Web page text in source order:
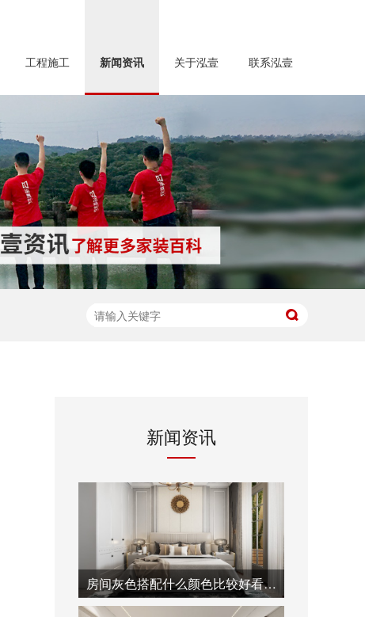
工程施工 新闻资讯 关于泓壹 联系泓壹
新闻资讯
房间灰色搭配什么颜色比较好看-泓壹设计